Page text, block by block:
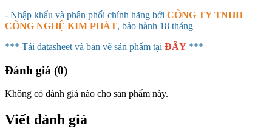
- Nhập khẩu và phân phối chính hãng bởi CÔNG TY TNHH
CÔNG NGHỆ KIM PHÁT, bảo hành 18 tháng
*** Tải datasheet và bản vẽ sản phẩm tại ĐÂY ***
Đánh giá (0)
Không có đánh giá nào cho sản phẩm này.
Viết đánh giá